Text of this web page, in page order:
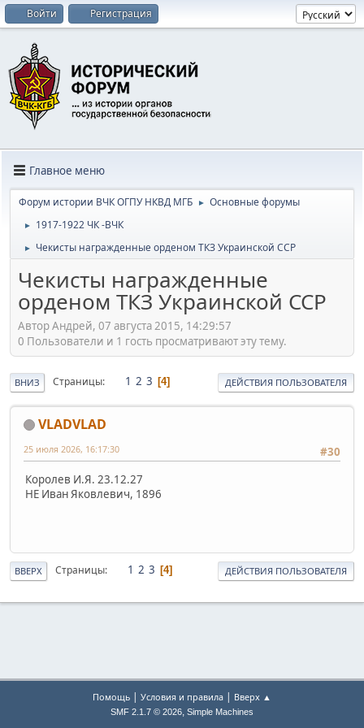
Войти Регистрация
Главное меню
Форум истории ВЧК ОГПУ НКВД МГБ ► Основные форумы
► 1917-1922 ЧК -ВЧК
► Чекисты награжденные орденом ТКЗ Украинской ССР
Чекисты награжденные
орденом ТКЗ Украинской ССР
Автор Андрей, 07 августа 2015, 14:29:57
0 Пользователи и 1 гость просматривают эту тему.
ВНИЗ Страницы 1 2 3 4 ДЕЙСТВИЯ ПОЛЬЗОВАТЕЛЯ
VLADVLAD
#30
25 июля 2026, 16:17:30
Королев И.Я. 23.12.27
НЕ Иван Яковлевич, 1896
ВВЕРХ Страницы 1 2 3 4 ДЕЙСТВИЯ ПОЛЬЗОВАТЕЛЯ
Помощь | Условия и правила | Вверх ▲
SMF 2.1.7 © 2026, Simple Machines